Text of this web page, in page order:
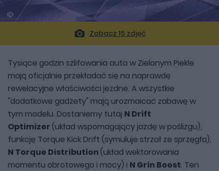
Zobacz 15 zdjęć
Tysiące godzin szlifowania auta w Zielonym Piekle
mają oficjalnie przekładać się na naprawdę
rewelacyjne właściwości jezdne. A wszystkie
"dodatkowe gadżety" mają urozmaicać zabawę w
tym modelu. Dostaniemy tutaj N Drift
Optimizer (układ wspomagający jazdę w poślizgu),
funkcję Torque Kick Drift (symuluje strzał ze sprzęgła),
N Torque Distribution (układ wektorowania
momentu obrotowego i mocy) i N Grin Boost. Ten